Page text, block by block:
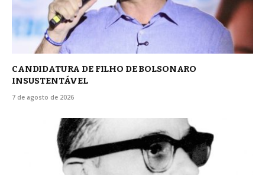
CANDIDATURA DE FILHO DE BOLSONARO
INSUSTENTÁVEL
7 de agosto de 2026